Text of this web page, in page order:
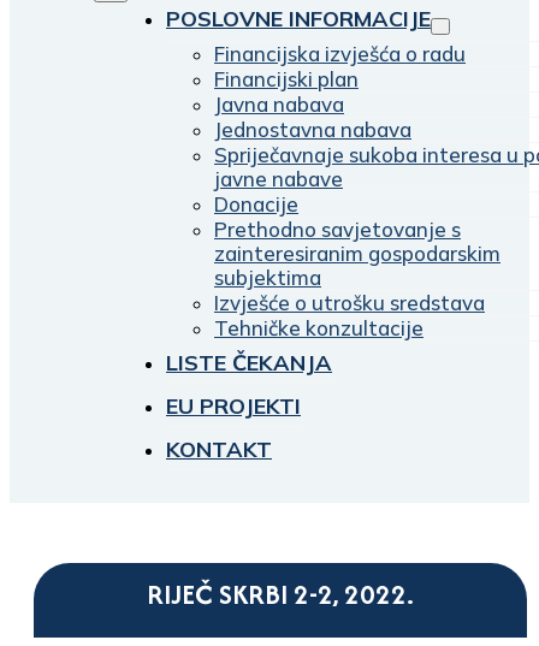
POSLOVNE INFORMACIJE
Financijska izvješća o radu
Financijski plan
Javna nabava
Jednostavna nabava
Spriječavnaje sukoba interesa u
javne nabave
Donacije
Prethodno savjetovanje s
zainteresiranim gospodarskim
subjektima
Izvješće o utrošku sredstava
Tehničke konzultacije
LISTE ČEKANJA
EU PROJEKTI
KONTAKT
RIJEČ SKRBI 2-2, 2022.